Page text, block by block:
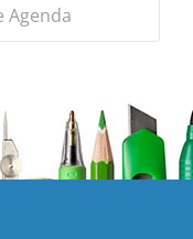
Agenda